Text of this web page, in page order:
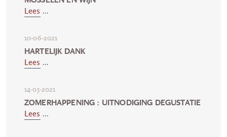
Lees ...
10-06-2021
HARTELIJK DANK
Lees ...
14-05-2021
ZOMERHAPPENING : UITNODIGING DEGUSTATIE
Lees ...